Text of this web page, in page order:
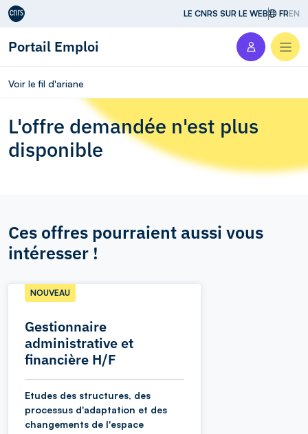
Aller au contenu LE CNRS SUR LE WEB FREN
Portail Emploi
Voir le fil d'ariane
L'offre demandée n'est plus
disponible
Ces offres pourraient aussi vous
intéresser !
Gestionnaire
administrative et
financière H/F
NOUVEAU
Etudes des structures, des
processus d'adaptation et des
changements de l'espace